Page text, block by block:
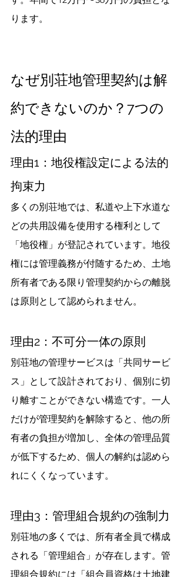
ります。
なぜ別荘地管理契約は解
約できないのか？7つの
法的理由
理由1：地役権設定による法的
拘束力
多くの別荘地では、私道や上下水道な
どの共用設備を使用する権利として
「地役権」が登記されています。地役
権には管理義務が付随するため、土地
所有者である限り管理契約からの離脱
は原則として認められません。
理由2：不可分一体の原則
別荘地の管理サービスは「共同サービ
ス」として設計されており、個別に切
り離すことができない構造です。一人
だけが管理契約を解除すると、他の所
有者の負担が増加し、全体の管理品質
が低下するため、個人の解約は認めら
れにくくなっています。
理由3：管理組合規約の強制力
別荘地の多くでは、所有者全員で構成
される「管理組合」が存在します。管
理組合規約には「組合員資格は土地建